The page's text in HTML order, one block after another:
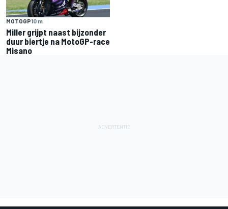
MOTOGP10 m
Miller grijpt naast bijzonder
duur biertje na MotoGP-race
Misano